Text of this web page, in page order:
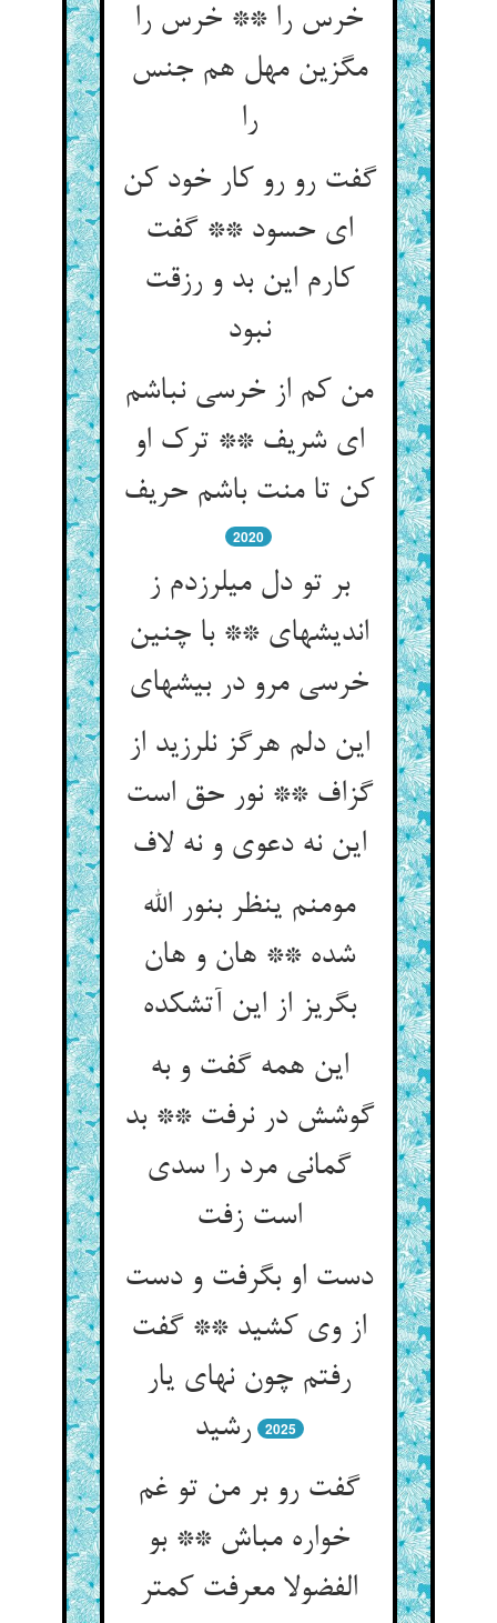
خرس را ** خرس را
مگزین مهل هم جنس
را
گفت رو رو کار خود کن
ای حسود ** گفت
کارم این بد و رزقت
نبود
من کم از خرسی نباشم
ای شریف ** ترک او
کن تا منت باشم حریف‏
2020
بر تو دل می‏لرزدم ز
اندیشه‏ای ** با چنین
خرسی مرو در بیشه‏ای‏
این دلم هرگز نلرزید از
گزاف ** نور حق است
این نه دعوی و نه لاف‏
مومنم ینظر بنور الله
شده ** هان و هان
بگریز از این آتشکده‏
این همه گفت و به
گوشش در نرفت ** بد
گمانی مرد را سدی
است زفت‏
دست او بگرفت و دست
از وی کشید ** گفت
رفتم چون نه‏ای یار
رشید
2025
گفت رو بر من تو غم
خواره مباش ** بو
الفضولا معرفت کمتر